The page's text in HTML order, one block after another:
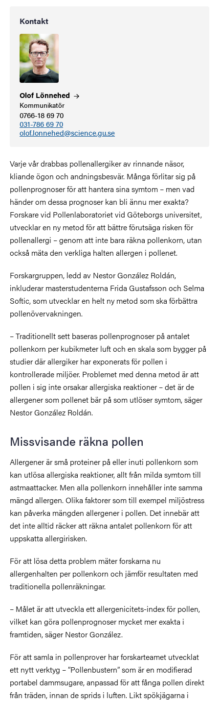
Kontakt
Olof Lönnehed
Kommunikatör
0766-18 69 70
031-786 69 70
olof.lonnehed@science.gu.se
Varje vår drabbas pollenallergiker av rinnande näsor,
kliande ögon och andningsbesvär. Många förlitar sig på
pollenprognoser för att hantera sina symtom – men vad
händer om dessa prognoser kan bli ännu mer exakta?
Forskare vid Pollenlaboratoriet vid Göteborgs universitet,
utvecklar en ny metod för att bättre förutsäga risken för
pollenallergi – genom att inte bara räkna pollenkorn, utan
också mäta den verkliga halten allergen i pollenet.
Forskargruppen, ledd av Nestor González Roldán,
inkluderar masterstudenterna Frida Gustafsson och Selma
Softic, som utvecklar en helt ny metod som ska förbättra
pollenövervakningen.
– Traditionellt sett baseras pollenprognoser på antalet
pollenkorn per kubikmeter luft och en skala som bygger på
studier där allergiker har exponerats för pollen i
kontrollerade miljöer. Problemet med denna metod är att
pollen i sig inte orsakar allergiska reaktioner – det är de
allergener som pollenet bär på som utlöser symtom, säger
Nestor González Roldán.
Missvisande räkna pollen
Allergener är små proteiner på eller inuti pollenkorn som
kan utlösa allergiska reaktioner, allt från milda symtom till
astmaattacker. Men alla pollenkorn innehåller inte samma
mängd allergen. Olika faktorer som till exempel miljöstress
kan påverka mängden allergener i pollen. Det innebär att
det inte alltid räcker att räkna antalet pollenkorn för att
uppskatta allergirisken.
För att lösa detta problem mäter forskarna nu
allergenhalten per pollenkorn och jämför resultaten med
traditionella pollenräkningar.
– Målet är att utveckla ett allergenicitets-index för pollen,
vilket kan göra pollenprognoser mycket mer exakta i
framtiden, säger Nestor González.
För att samla in pollenprover har forskarteamet utvecklat
ett nytt verktyg – ”Pollenbustern” som är en modifierad
portabel dammsugare, anpassad för att fånga pollen direkt
från träden, innan de sprids i luften. Likt spökjägarna i